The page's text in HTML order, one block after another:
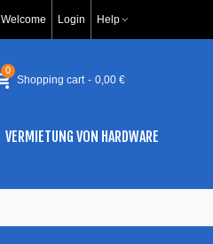
Welcome Login Help
0
Shopping cart - 0,00 €
VERMIETUNG VON HARDWARE